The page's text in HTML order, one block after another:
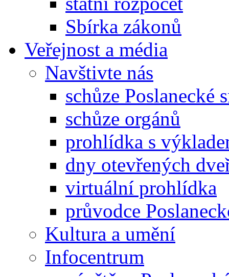
Sbírka zákonů
Veřejnost a média
Navštivte nás
schůze Poslanecké
schůze orgánů
prohlídka s
dny otevřených
virtuální prohlídka
průvodce
Kultura a umění
Infocentrum